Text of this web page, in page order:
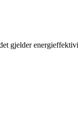
gjelder